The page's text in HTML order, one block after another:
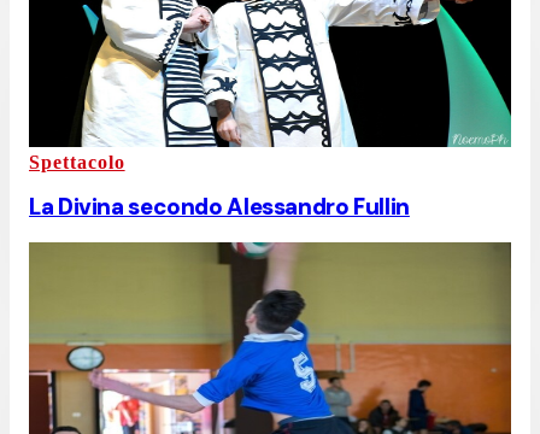
Spettacolo
La Divina secondo Alessandro Fullin